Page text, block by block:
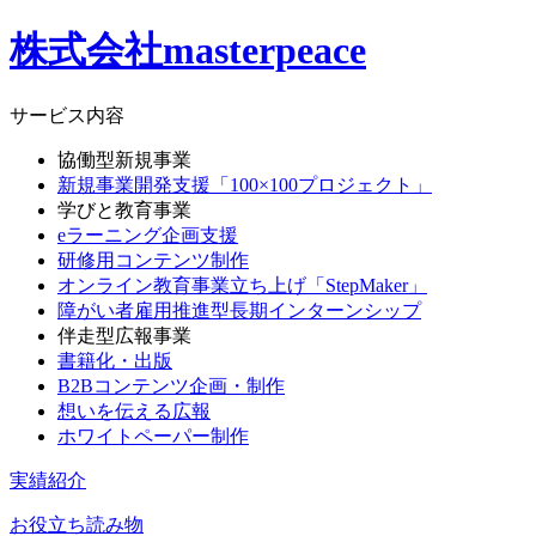
株式会社masterpeace
サービス内容
協働型新規事業
新規事業開発支援「100×100プロジェクト」
学びと教育事業
eラーニング企画支援
研修用コンテンツ制作
オンライン教育事業立ち上げ「StepMaker」
障がい者雇用推進型長期インターンシップ
伴走型広報事業
書籍化・出版
B2Bコンテンツ企画・制作
想いを伝える広報
ホワイトペーパー制作
実績紹介
お役立ち読み物